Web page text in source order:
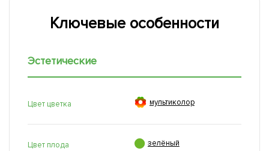
Ключевые особенности
Эстетические
Цвет цветка  мультиколор
Цвет плода  зелёный